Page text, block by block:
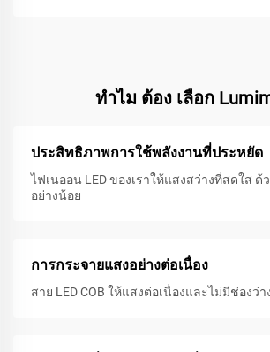
ทําไม ต้อง เลือก
ประสิทธิภาพการใช้พลังงานที่ประหยัด
ไฟเนออน LED ของเราให้แสงสว่างที่สดใส ด้
อย่างน้อย
การกระจายแสงอย่างต่อเนื่อง
สาย LED COB ให้แสงต่อเนื่องและไม่มีช่องว่า